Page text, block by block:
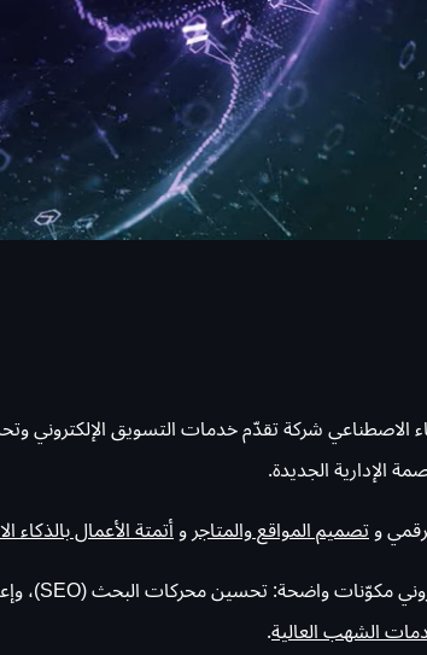
الإدارية الجديدة.
وتصميم المواقع والمتاجروأتمتة الأعمال بالذكاء
الشهب العالية.